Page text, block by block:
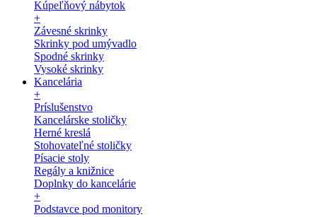
Kúpeľňový nábytok
+
Závesné skrinky
Skrinky pod umývadlo
Spodné skrinky
Vysoké skrinky
Kancelária
+
Príslušenstvo
Kancelárske stoličky
Herné kreslá
Stohovateľné stoličky
Písacie stoly
Regály a knižnice
Doplnky do kancelárie
+
Podstavce pod monitory